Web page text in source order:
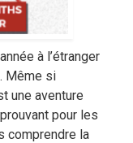
à l’étranger
Même si
une aventure
pour les
comprendre la